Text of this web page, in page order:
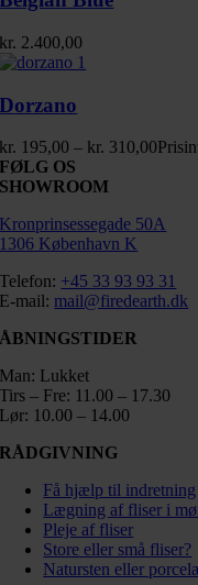
kr. 2.400,00
Dorzano
kr. 195,00 – kr. 310,00
FØLG OS
SHOWROOM
Kronprinsessegade 50A
1306 København K
Telefon: +45 33 93 93 31
E-mail: mail@firedearth.dk
ÅBNINGSTIDER
Man: Lukket
Tirs – Fre: 11.00 – 17.30
Lør: 10.00 – 14.00
RÅDGIVNING
Få hjælp til indretning
Lægning af fliser i
Pleje af fliser
Store eller små fliser?
Natursten eller